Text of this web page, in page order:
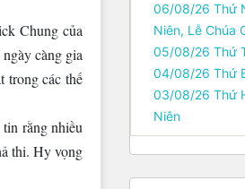
Chung của
càng gia
trong các thế
rằng nhiều
thi. Hy vọng
06/08/26 Thứ
Niên, Lễ Chúa
05/08/26 Thứ
04/08/26 Thứ
03/08/26 Thứ
Niên